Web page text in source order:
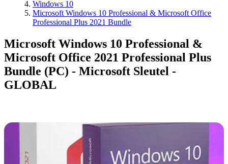
Windows 10
Microsoft Windows 10 Professional & Microsoft Office
Professional Plus 2021 Bundle
Microsoft Windows 10 Professional &
Microsoft Office 2021 Professional Plus
Bundle (PC) - Microsoft Sleutel -
GLOBAL